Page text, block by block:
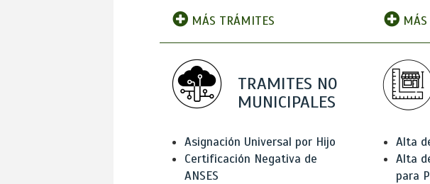
MÁS TRÁMITES
MÁS
TRAMITES NO
MUNICIPALES
Asignación Universal por Hijo
Certificación Negativa de
ANSES
Alta
Alta
para